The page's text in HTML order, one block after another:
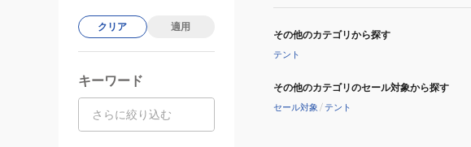
その他のカテゴリから探す
テント
その他のカテゴリのセール対象から探す
セール対象 /テント
クリア 適用
キーワード